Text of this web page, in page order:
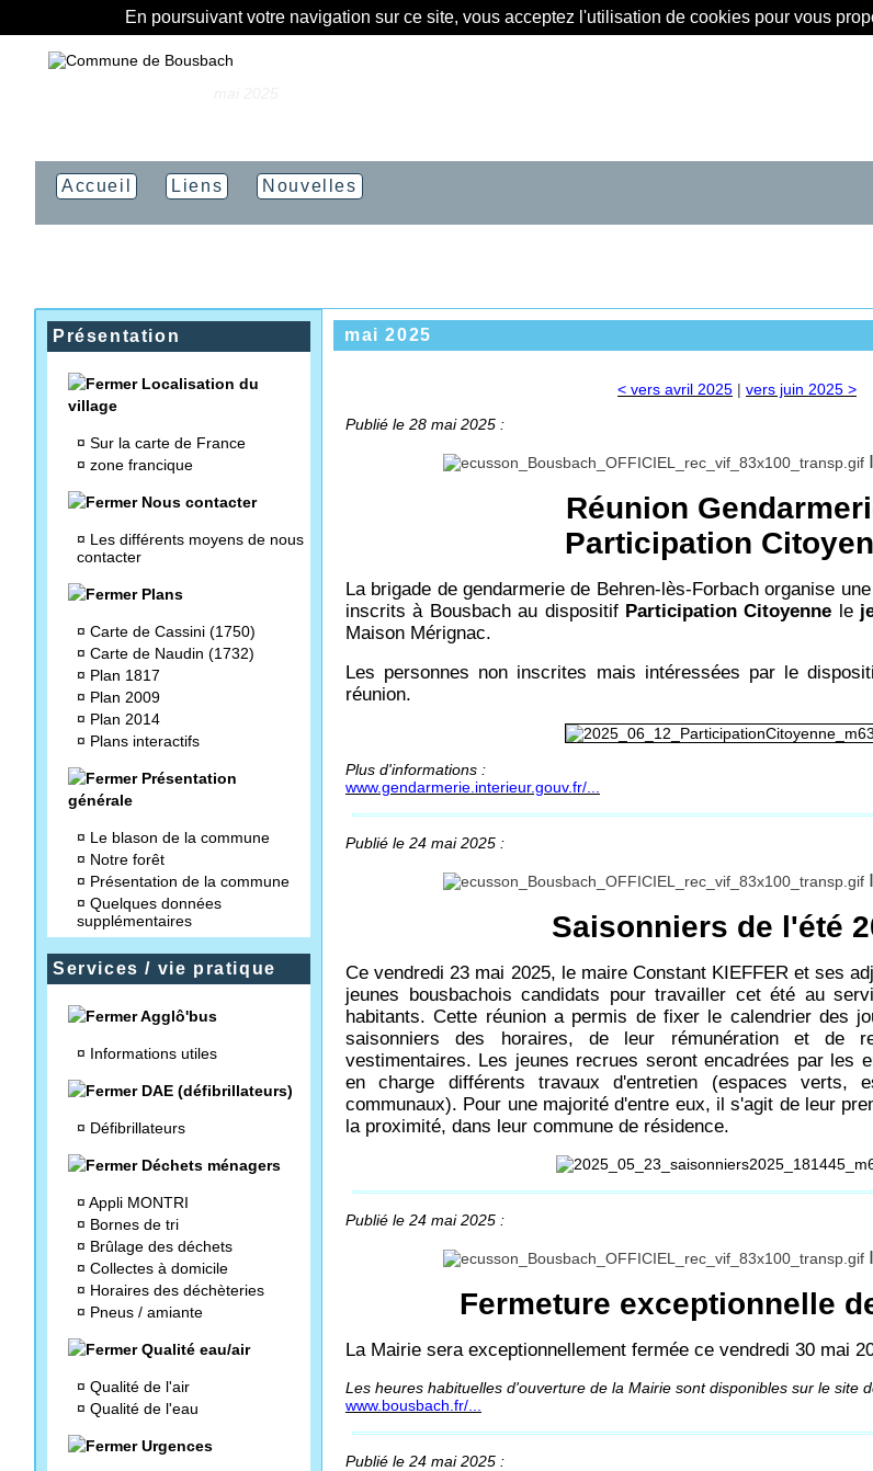
En poursuivant votre navigation sur ce site, vous acceptez l'utilisation de cookies pour vous
Accueil Liens Nouvelles
Présentation
Localisation du
village
¤ Sur la carte de France
¤ zone francique
Nous contacter
¤ Les différents moyens de nous
contacter
Plans
¤ Carte de Cassini (1750)
¤ Carte de Naudin (1732)
¤ Plan 1817
¤ Plan 2009
¤ Plan 2014
¤ Plans interactifs
Présentation
générale
¤ Le blason de la commune
¤ Notre forêt
¤ Présentation de la commune
¤ Quelques données
supplémentaires
Services / vie pratique
Agglô'bus
¤ Informations utiles
DAE (défibrillateurs)
¤ Défibrillateurs
Déchets ménagers
¤ Appli MONTRI
¤ Bornes de tri
¤ Brûlage des déchets
¤ Collectes à domicile
¤ Horaires des déchèteries
¤ Pneus / amiante
Qualité eau/air
¤ Qualité de l'air
¤ Qualité de l'eau
Urgences
mai 2025
< vers avril 2025 | vers juin 2025 >
Publié le 28 mai 2025 :
Réunion
Participation
La brigade de gendarmerie de Behren-lès-Forbach organise
inscrits à Bousbach au dispositif Participation Citoyenne le
Maison Mérignac.
Les personnes non inscrites mais intéressées par le
réunion.
Plus d'informations :
www.gendarmerie.interieur.gouv.fr/...
Publié le 24 mai 2025 :
Saisonniers de l'été
Ce vendredi 23 mai 2025, le maire Constant KIEFFER et ses
jeunes bousbachois candidats pour travailler cet été au
habitants. Cette réunion a permis de fixer le calendrier des
saisonniers des horaires, de leur rémunération et de
vestimentaires. Les jeunes recrues seront encadrées par les
en charge différents travaux d'entretien (espaces verts,
communaux). Pour une majorité d'entre eux, il s'agit de leur
la proximité, dans leur commune de résidence.
Publié le 24 mai 2025 :
Fermeture exceptionnelle
La Mairie sera exceptionnellement fermée ce vendredi 30 mai
Les heures habituelles d'ouverture de la Mairie sont disponibles sur le site
www.bousbach.fr/...
Publié le 24 mai 2025 :